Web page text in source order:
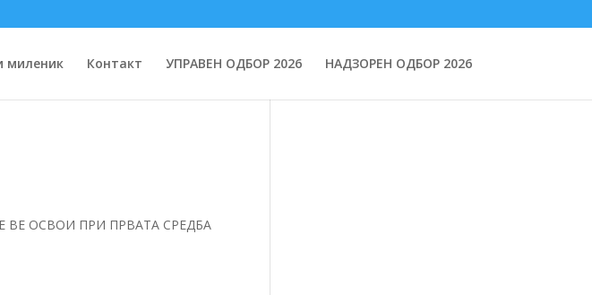
миленик Контакт УПРАВЕН ОДБОР 2026 НАДЗОРЕН ОДБОР 2026
ВЕ ОСВОИ ПРИ ПРВАТА СРЕДБА